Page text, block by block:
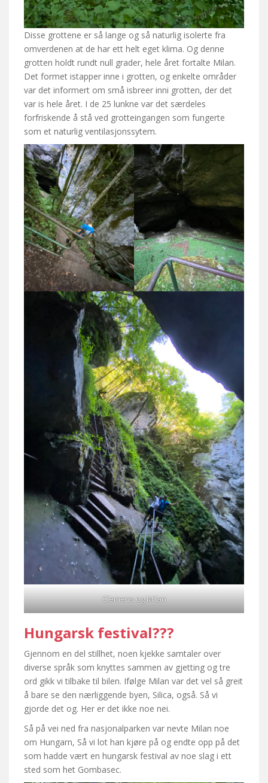
Disse grottene er så lange og så naturlig isolerte fra
omverdenen at de har ett helt eget klima. Og denne
grotten holdt rundt null grader, hele året fortalte Milan.
Det formet istapper inne i grotten, og enkelte områder
var det informert om små isbreer inni grotten, der det
var is hele året. I de 25 lunkne var det særdeles
forfriskende å stå ved grotteingangen som fungerte
som et naturlig ventilasjonssytem.
Clemens og Milan
Hungarsk festival???
Gjennom en del stillhet, noen kjekke samtaler over
diverse språk som knyttes sammen av gjetting og tre
ord gikk vi tilbake til bilen. Ifølge Milan var det vel så greit
å bare se den nærliggende byen, Silica, også. Så vi
gjorde det og. Her er det ikke noe nei.
Så på vei ned fra nasjonalparken var nevte Milan noe
om Hungarn, Så vi lot han kjøre på og endte opp på det
som hadde vært en hungarsk festival av noe slag i ett
sted som het Gombasec.